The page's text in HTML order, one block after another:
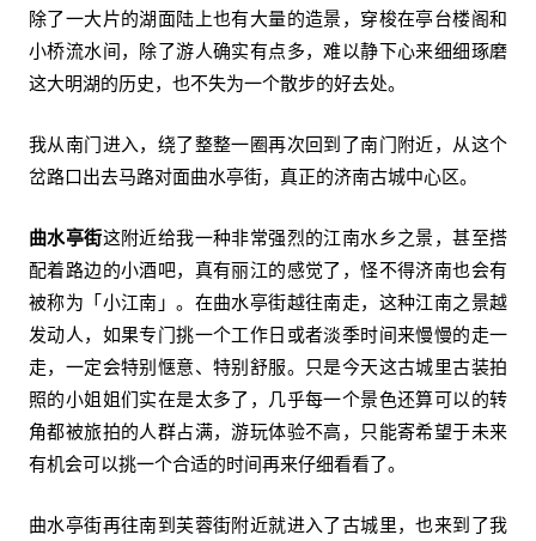
除了一大片的湖面陆上也有大量的造景，穿梭在亭台楼阁和
小桥流水间，除了游人确实有点多，难以静下心来细细琢磨
这大明湖的历史，也不失为一个散步的好去处。
我从南门进入，绕了整整一圈再次回到了南门附近，从这个
岔路口出去马路对面曲水亭街，真正的济南古城中心区。
曲水亭街这附近给我一种非常强烈的江南水乡之景，甚至搭
配着路边的小酒吧，真有丽江的感觉了，怪不得济南也会有
被称为「小江南」。在曲水亭街越往南走，这种江南之景越
发动人，如果专门挑一个工作日或者淡季时间来慢慢的走一
走，一定会特别惬意、特别舒服。只是今天这古城里古装拍
照的小姐姐们实在是太多了，几乎每一个景色还算可以的转
角都被旅拍的人群占满，游玩体验不高，只能寄希望于未来
有机会可以挑一个合适的时间再来仔细看看了。
曲水亭街再往南到芙蓉街附近就进入了古城里，也来到了我